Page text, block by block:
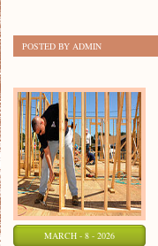
POSTED BY ADMIN
MARCH - 8 - 2026